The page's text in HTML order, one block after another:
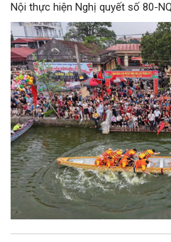
Nội thực hiện Nghị quyết số 80-
triển Văn hóa Việt Nam; Kế hoạch
phường Thượng Cát tổ chức
11/2026 hưởng ứng “Ngày Văn
địa bàn.